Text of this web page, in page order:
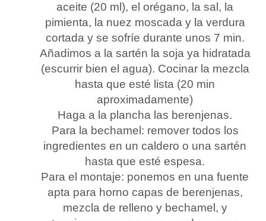
aceite (20 ml), el orégano, la sal, la
pimienta, la nuez moscada y la verdura
cortada y se sofríe durante unos 7 min.
Añadimos a la sartén la soja ya hidratada
(escurrir bien el agua). Cocinar la mezcla
hasta que esté lista (20 min
aproximadamente)
Haga a la plancha las berenjenas.
Para la bechamel: remover todos los
ingredientes en un caldero o una sartén
hasta que esté espesa.
Para el montaje: ponemos en una fuente
apta para horno capas de berenjenas,
mezcla de relleno y bechamel, y